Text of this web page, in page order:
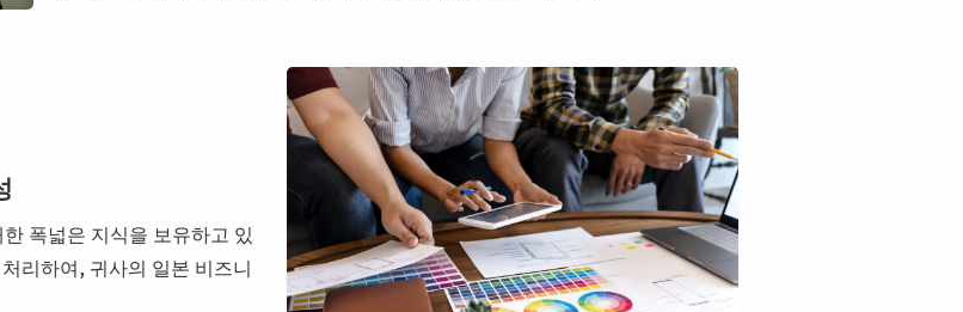
폭넓은 지식을 보유하고 있
리하여, 귀사의 일본 비즈니